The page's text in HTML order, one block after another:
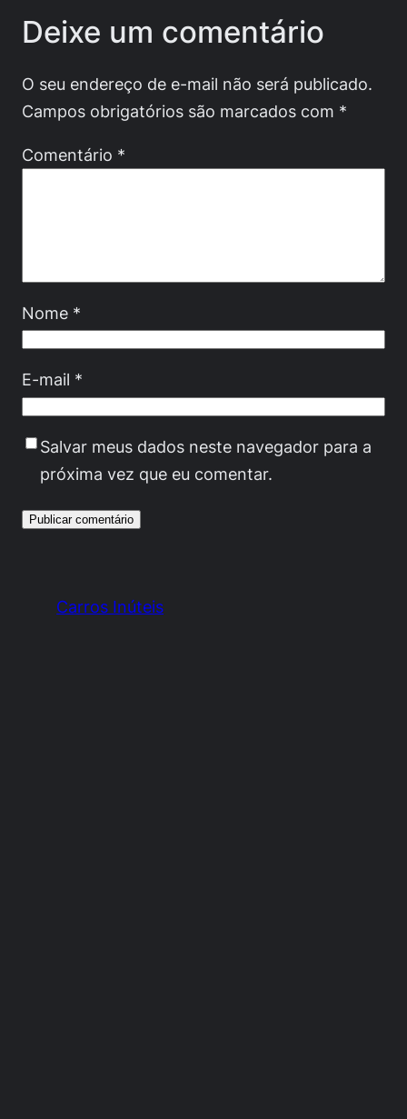
Deixe um comentário
O seu endereço de e-mail não será publicado.
Campos obrigatórios são marcados com *
Comentário *
Nome *
E-mail *
Salvar meus dados neste navegador para a
próxima vez que eu comentar.
Carros Inúteis